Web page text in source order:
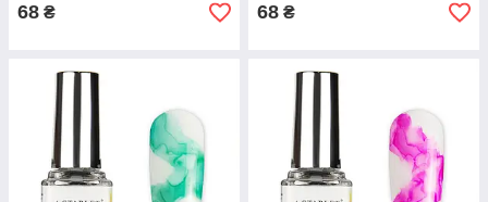
68 ₴ 68 ₴